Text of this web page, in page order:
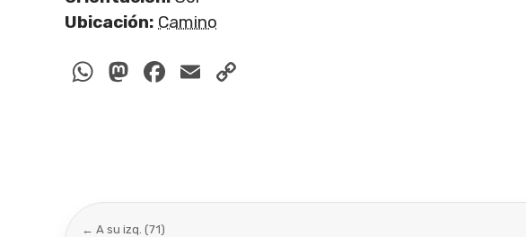
Ubicación: Camino
WhatsApp
Mastodon
Facebook
Email
← A su izq. (71)